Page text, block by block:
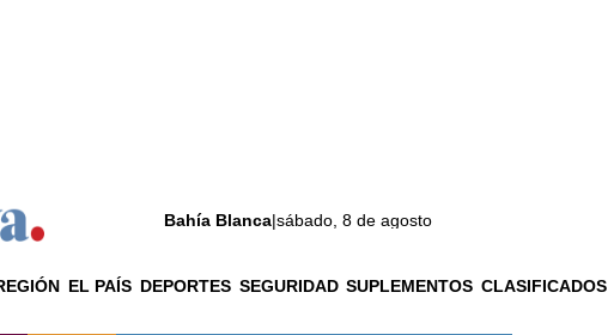
Bahía Blanca|sábado, 8 de agosto
EL PAÍS DEPORTES SEGURIDAD SUPLEMENTOS CLASIFICADOS